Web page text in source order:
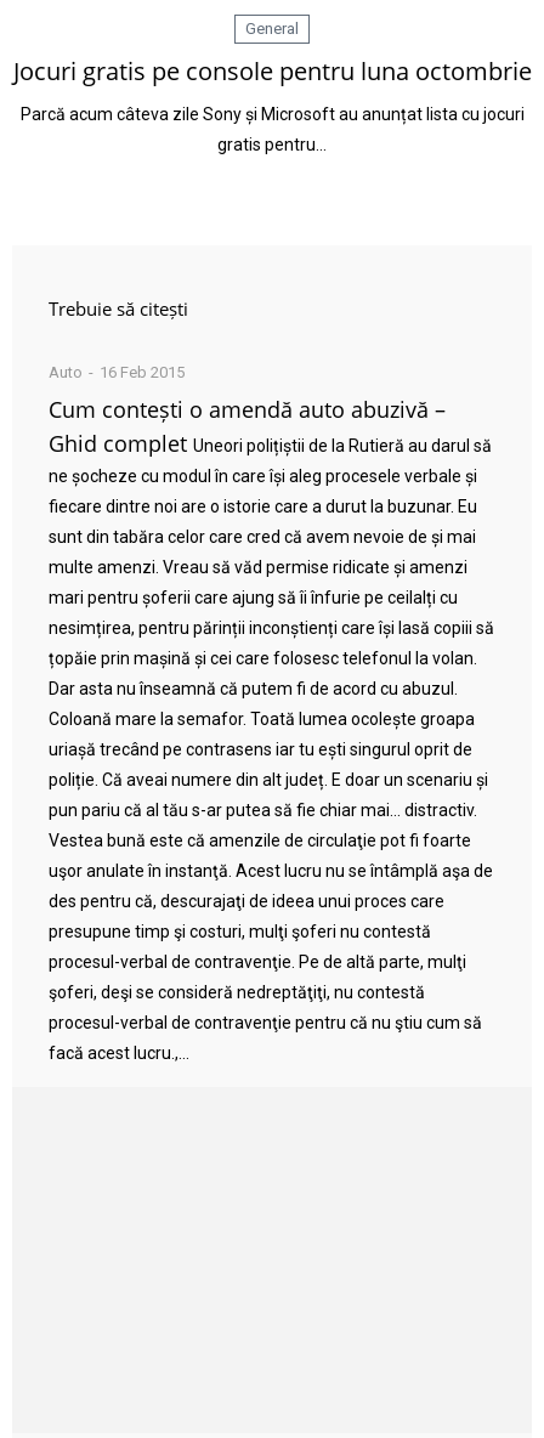
General
Jocuri gratis pe console pentru luna octombrie
Parcă acum câteva zile Sony și Microsoft au anunțat lista cu jocuri
gratis pentru…
Trebuie să citești
Auto 16 Feb 2015
Cum contești o amendă auto abuzivă –
Ghid complet Uneori polițiștii de la Rutieră au darul să
ne șocheze cu modul în care își aleg procesele verbale și
fiecare dintre noi are o istorie care a durut la buzunar. Eu
sunt din tabăra celor care cred că avem nevoie de și mai
multe amenzi. Vreau să văd permise ridicate și amenzi
mari pentru șoferii care ajung să îi înfurie pe ceilalți cu
nesimțirea, pentru părinții inconștienți care își lasă copiii să
țopăie prin mașină și cei care folosesc telefonul la volan.
Dar asta nu înseamnă că putem fi de acord cu abuzul.
Coloană mare la semafor. Toată lumea ocolește groapa
uriașă trecând pe contrasens iar tu ești singurul oprit de
poliție. Că aveai numere din alt județ. E doar un scenariu și
pun pariu că al tău s-ar putea să fie chiar mai… distractiv.
Vestea bună este că amenzile de circulaţie pot fi foarte
uşor anulate în instanţă. Acest lucru nu se întâmplă aşa de
des pentru că, descurajaţi de ideea unui proces care
presupune timp şi costuri, mulţi şoferi nu contestă
procesul-verbal de contravenţie. Pe de altă parte, mulţi
şoferi, deşi se consideră nedreptăţiţi, nu contestă
procesul-verbal de contravenţie pentru că nu ştiu cum să
facă acest lucru.,...